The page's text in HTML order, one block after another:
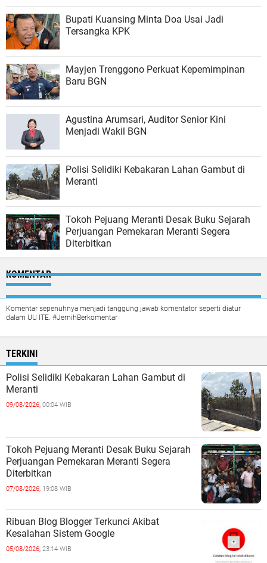
Bupati Kuansing Minta Doa Usai Jadi
Tersangka KPK
Mayjen Trenggono Perkuat Kepemimpinan
Baru BGN
Agustina Arumsari, Auditor Senior Kini
Menjadi Wakil BGN
Polisi Selidiki Kebakaran Lahan Gambut di
Meranti
Tokoh Pejuang Meranti Desak Buku Sejarah
Perjuangan Pemekaran Meranti Segera
Diterbitkan
KOMENTAR
Komentar sepenuhnya menjadi tanggung jawab komentator seperti diatur
dalam UU ITE. #JernihBerkomentar
TERKINI
Polisi Selidiki Kebakaran Lahan Gambut di
Meranti
09/08/2026, 00:04 WIB
Tokoh Pejuang Meranti Desak Buku Sejarah
Perjuangan Pemekaran Meranti Segera
Diterbitkan
07/08/2026, 19:08 WIB
Ribuan Blog Blogger Terkunci Akibat
Kesalahan Sistem Google
05/08/2026, 23:14 WIB